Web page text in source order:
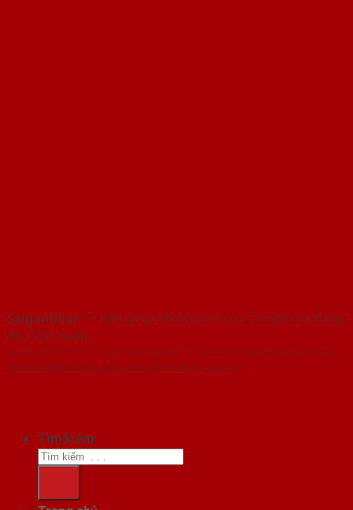
SaigonDoor™ - Hệ thống Showroom cửa Composite hàng
đầu Việt Nam
Copyright ⓒ 2016 – 2026 SaigonDoor™ - www.cuanhuacomposite.org |
Thiết kế Web & Vận hành bởi CÔNG NGHỆ VIỆT JSC
Tìm kiếm: